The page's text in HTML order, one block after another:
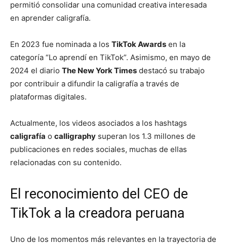
permitió consolidar una comunidad creativa interesada
en aprender caligrafía.
En 2023 fue nominada a los TikTok Awards en la
categoría “Lo aprendí en TikTok”. Asimismo, en mayo de
2024 el diario The New York Times destacó su trabajo
por contribuir a difundir la caligrafía a través de
plataformas digitales.
Actualmente, los videos asociados a los hashtags
caligrafía o calligraphy superan los 1.3 millones de
publicaciones en redes sociales, muchas de ellas
relacionadas con su contenido.
El reconocimiento del CEO de
TikTok a la creadora peruana
Uno de los momentos más relevantes en la trayectoria de